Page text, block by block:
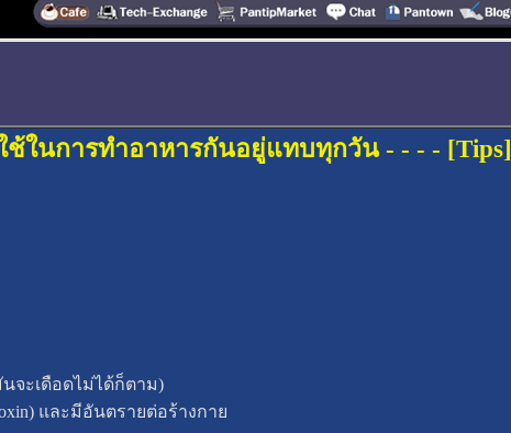
ในการทำอาหารกันอยู่แทบทุกวัน - - - - [Tips]
จะเดือดไม่ได้ก็ตาม)
และมีอันตรายต่อร้างกาย